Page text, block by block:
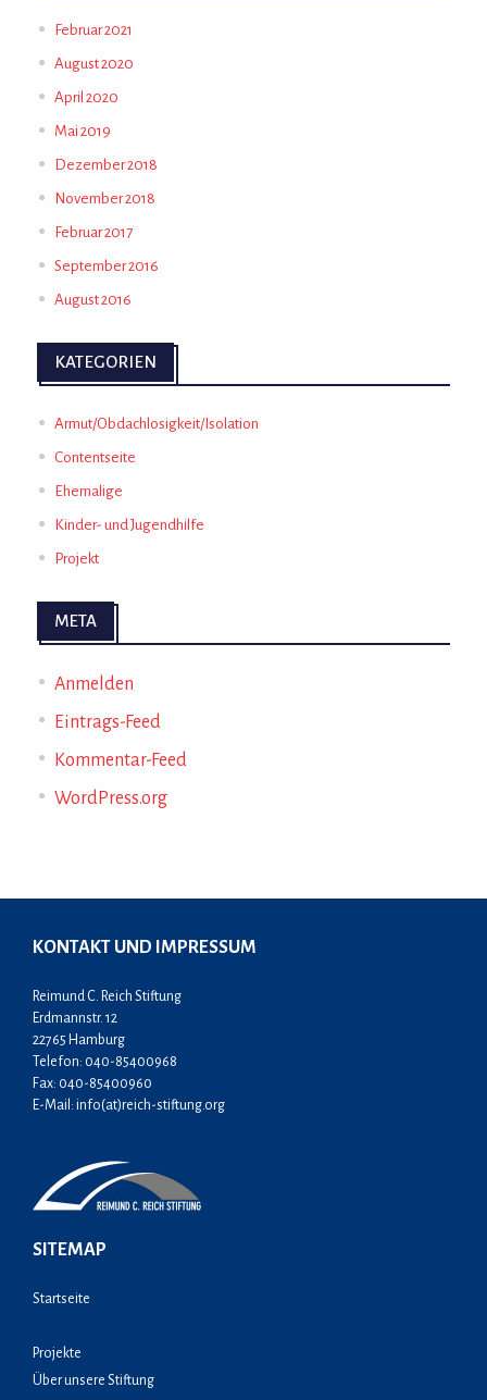
Februar 2021
August 2020
April 2020
Mai 2019
Dezember 2018
November 2018
Februar 2017
September 2016
August 2016
KATEGORIEN
Armut/Obdachlosigkeit/Isolation
Contentseite
Ehemalige
Kinder- und Jugendhilfe
Projekt
META
Anmelden
Eintrags-Feed
Kommentar-Feed
WordPress.org
KONTAKT UND IMPRESSUM
Reimund C. Reich Stiftung
Erdmannstr. 12
22765 Hamburg
Telefon: 040-85400968
Fax: 040-85400960
E-Mail: info(at)reich-stiftung.org
SITEMAP
Startseite
Projekte
Über unsere Stiftung